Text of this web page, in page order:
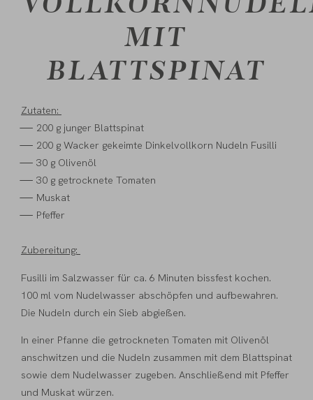
MIT
BLATTSPINAT
Zutaten:
200 g junger Blattspinat
200 gWacker gekeimte Dinkelvollkorn Nudeln Fusilli
30 g Olivenöl
30 g getrocknete Tomaten
Muskat
Pfeffer
Zubereitung:
Fusilli im Salzwasser für ca. 6 Minuten bissfest kochen.
100 ml vom Nudelwasser abschöpfen und aufbewahren.
Die Nudeln durch ein Sieb abgießen.
In einer Pfanne die getrockneten Tomaten mit Olivenöl
anschwitzen und die Nudeln zusammen mit dem Blattspinat
sowie dem Nudelwasser zugeben. Anschließend mit Pfeffer
und Muskat würzen.